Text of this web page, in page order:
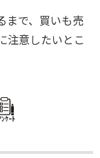
まで、買いも売
注意したいとこ
ﾝｹｰﾄ